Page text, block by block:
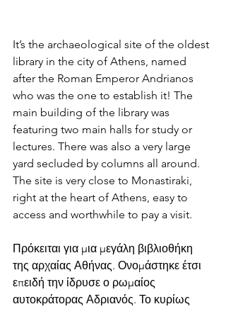
It’s the archaeological site of the oldest
library in the city of Athens, named
after the Roman Emperor Andrianos
who was the one to establish it! The
main building of the library was
featuring two main halls for study or
lectures. There was also a very large
yard secluded by columns all around.
The site is very close to Monastiraki,
right at the heart of Athens, easy to
access and worthwhile to pay a visit.
Πρόκειται για μια μεγάλη βιβλιοθήκη
της αρχαίας Αθήνας. Ονομάστηκε έτσι
επειδή την ίδρυσε ο ρωμαίος
αυτοκράτορας Αδριανός. Το κυρίως